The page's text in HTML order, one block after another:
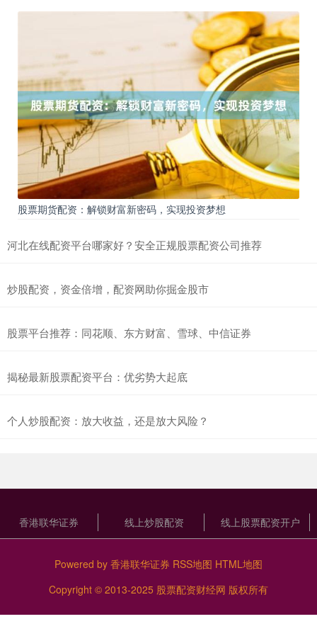
股票期货配资：解锁财富新密码，实现投资梦想
河北在线配资平台哪家好？安全正规股票配资公司推荐
炒股配资，资金倍增，配资网助你掘金股市
股票平台推荐：同花顺、东方财富、雪球、中信证券
揭秘最新股票配资平台：优劣势大起底
个人炒股配资：放大收益，还是放大风险？
香港联华证券 线上炒股配资 线上股票配资开户
Powered by 香港联华证券 RSS地图 HTML地图
Copyright © 2013-2025 股票配资财经网 版权所有